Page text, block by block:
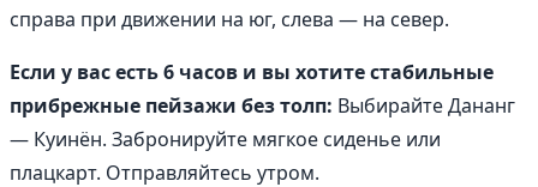
справа при движении на юг, слева — на север.
Если у вас есть 6 часов и вы хотите стабильные
прибрежные пейзажи без толп: Выбирайте Дананг
— Куинён. Забронируйте мягкое сиденье или
плацкарт. Отправляйтесь утром.